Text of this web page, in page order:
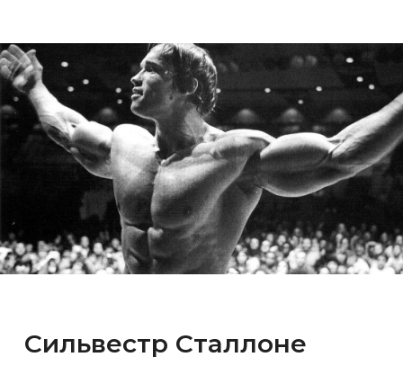
Сильвестр Сталлоне